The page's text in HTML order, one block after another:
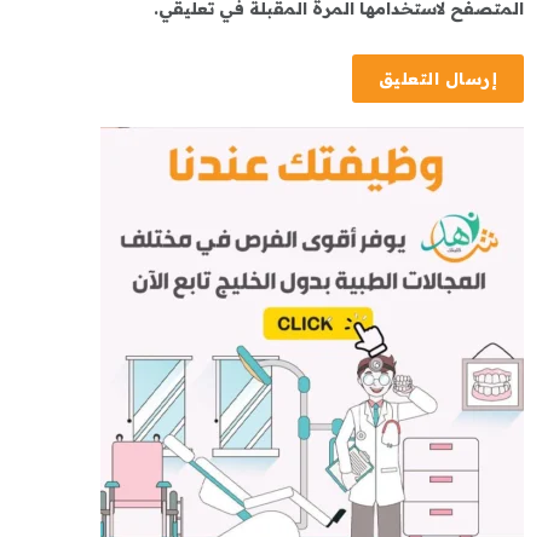
المتصفح لاستخدامها المرة المقبلة في تعليقي.